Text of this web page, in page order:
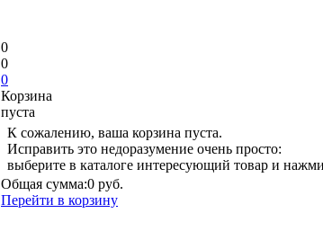
0
0
0
Корзина
пуста
К сожалению, ваша корзина пуста.
Исправить это недоразумение очень просто:
выберите в каталоге интересующий товар и
Общая сумма:0 руб.
Перейти в корзину